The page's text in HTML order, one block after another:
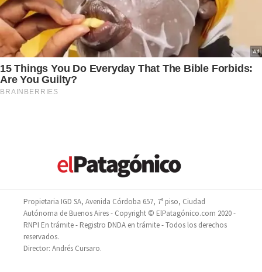
Propietaria IGD SA, Avenida Córdoba 657, 7° piso, Ciudad
Autónoma de Buenos Aires - Copyright © ElPatagónico.com 2020 -
RNPI En trámite - Registro DNDA en trámite - Todos los derechos
reservados.
Director: Andrés Cursaro.